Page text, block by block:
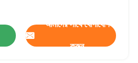
আমাদের সাথে যোগাযোগ
করুন